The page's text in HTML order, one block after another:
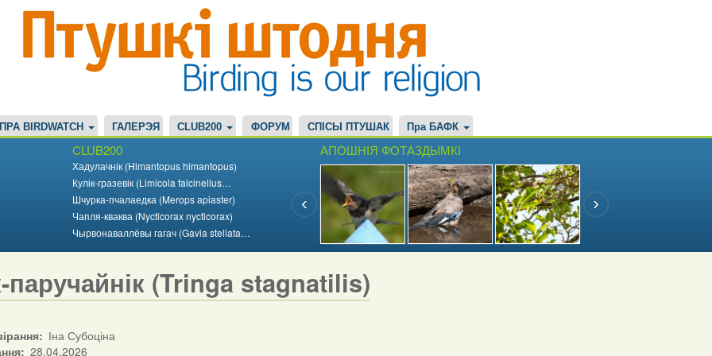
ПРА BIRDWATCH ГАЛЕРЭЯ CLUB200 ФОРУМ СПІСЫ ПТУШАК Пра БАФК
CLUB200
Хадулачнік (Himantopus himantopus)
Кулік-гразевік (Limicola falcinellus…
Шчурка-пчалаедка (Merops apiaster)
Чапля-кваква (Nycticorax nycticorax)
Чырвонаваллёвы гагач (Gavia stellata…
АПОШНІЯ ФОТАЗДЫМКІ
паручайнік (Tringa stagnatilis)
Іна Субоціна
28.04.2026